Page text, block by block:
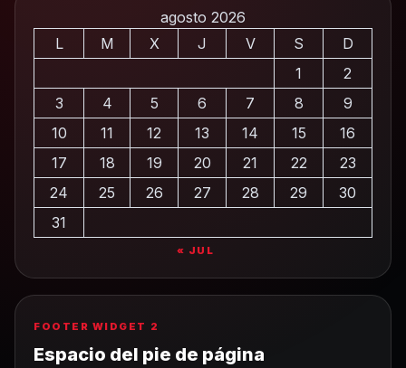
agosto 2026
L
M X J V S
D
1
2
3
4 5 6 7 8
9
10
11 12 13 14 15
16
17
18 19 20 21 22
23
24
25 26 27 28 29
30
31
« JUL
FOOTER WIDGET 2
Espacio del pie de página